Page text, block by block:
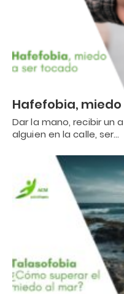
Hafefobia,
Dar la mano, recibir un
alguien en la calle, ser…